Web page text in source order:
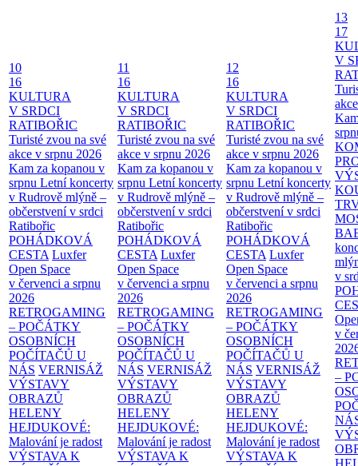
10
16
KULTURA
V SRDCI
RATIBOŘIC
Turisté zvou na své
akce v srpnu 2026
Kam za kopanou v
srpnu Letní koncerty
v Rudrově mlýně –
občerstvení v srdci
Ratibořic
POHÁDKOVÁ
CESTA Luxfer
Open Space
v červenci a srpnu
2026
RETROGAMING
– POČÁTKY
OSOBNÍCH
POČÍTAČŮ U
NÁS VERNISÁŽ
VÝSTAVY
OBRAZŮ
HELENY
HEJDUKOVÉ:
Malování je radost
VÝSTAVA K
11
16
KULTURA
V SRDCI
RATIBOŘIC
Turisté zvou na své
akce v srpnu 2026
Kam za kopanou v
srpnu Letní koncerty
v Rudrově mlýně –
občerstvení v srdci
Ratibořic
POHÁDKOVÁ
CESTA Luxfer
Open Space
v červenci a srpnu
2026
RETROGAMING
– POČÁTKY
OSOBNÍCH
POČÍTAČŮ U
NÁS VERNISÁŽ
VÝSTAVY
OBRAZŮ
HELENY
HEJDUKOVÉ:
Malování je radost
VÝSTAVA K
12
16
KULTURA
V SRDCI
RATIBOŘIC
Turisté zvou na své
akce v srpnu 2026
Kam za kopanou v
srpnu Letní koncerty
v Rudrově mlýně –
občerstvení v srdci
Ratibořic
POHÁDKOVÁ
CESTA Luxfer
Open Space
v červenci a srpnu
2026
RETROGAMING
– POČÁTKY
OSOBNÍCH
POČÍTAČŮ U
NÁS VERNISÁŽ
VÝSTAVY
OBRAZŮ
HELENY
HEJDUKOVÉ:
Malování je radost
VÝSTAVA K
13
17
V
v
v
–